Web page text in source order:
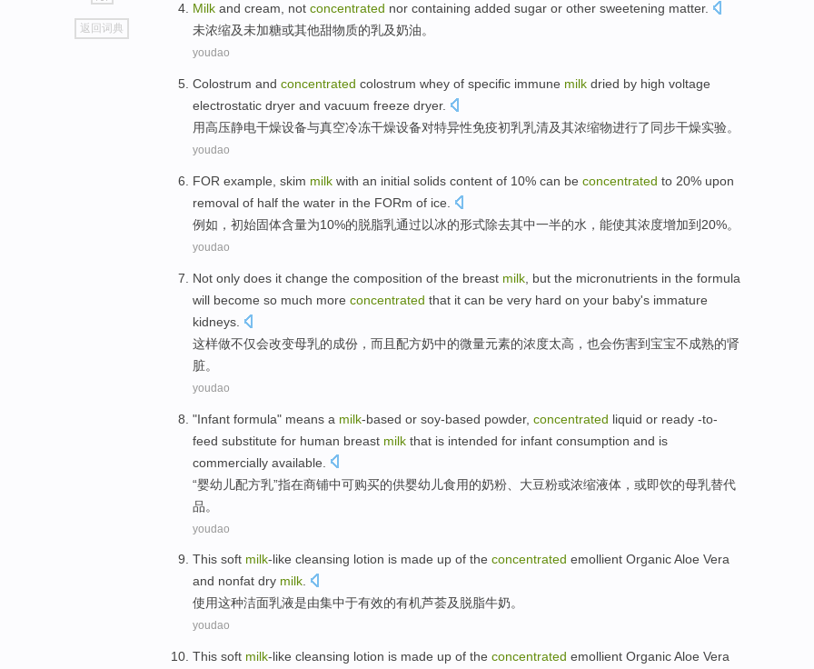
go
top
返回词典
Milk and cream, not concentrated nor containing added sugar or other sweetening matter.
未浓缩及未加糖或其他甜物质的乳及奶油。
youdao
Colostrum and concentrated colostrum whey of specific immune milk dried by high voltage
electrostatic dryer and vacuum freeze dryer.
用高压静电干燥设备与真空冷冻干燥设备对特异性免疫初乳乳清及其浓缩物进行了同步干燥实验。
youdao
FOR example skim milk with an initial solids content of 10% can be concentrated to 20% upon
removal of half the water in the FORm of ice
例如 ， 初始固体含量为10%的脱脂乳通过以冰的形式除去其中一半的水 ， 能使其浓度增加到 20%。
youdao
Not only does it change the composition of the breast milk but the micronutrients in the formula
will become so much more concentrated that it can be very hard on your baby's immature
kidneys
这样做不仅会改变母乳的成份 ， 而且 配方奶中的微量元素的浓度太高，也会伤害到宝宝不成熟的肾
脏。
youdao
"Infant formula" means a milk-based or soy-based powder, concentrated liquid or ready -to-
feed substitute for human breast milk that is intended for infant consumption and is
commercially available
“婴幼儿配方乳”指在商铺中可购买的供婴幼儿食用的奶粉 、大豆粉或浓缩液体 ，或即饮的母乳替代
品。
youdao
This soft milk-like cleansing lotion is made up of the concentrated emollient OrganicAloe Vera
and nonfat dry milk.
使用这种洁面乳液是由集中于有效的有机芦荟及脱脂牛奶。
youdao
This soft milk-like cleansing lotion is made up of the concentrated emollient OrganicAloe Vera